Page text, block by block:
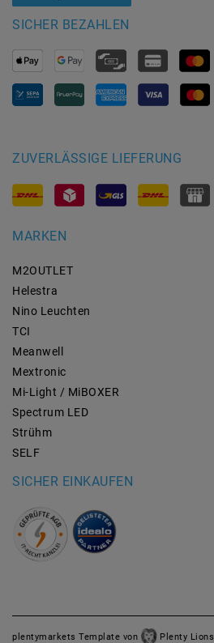
SICHER BEZAHLEN
ZUVERLÄSSIGE LIEFERUNG
MARKEN
M2OUTLET
Helestra
Nino Leuchten
TCI
Meanwell
Mextronic
Mi-Light / MiBOXER
Spectrum LED
Strühm
SELF
SICHER EINKAUFEN
plentymarkets Template von Plenty Lions